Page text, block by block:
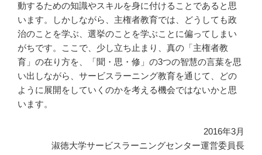
動するための知識やスキルを身に付けることであると思
います。しかしながら、主権者教育では、どうしても政
治のことを学ぶ、選挙のことを学ぶことに偏ってしまい
がちです。ここで、少し立ち止まり、真の「主権者教
育」の在り方を、「聞・思・修」の3つの智慧の言葉を思
い出しながら、サービスラーニング教育を通じて、どの
ように展開をしていくのかを考える機会ではないかと思
います。
2016年3月
淑徳大学サービスラーニングセンター運営委員長